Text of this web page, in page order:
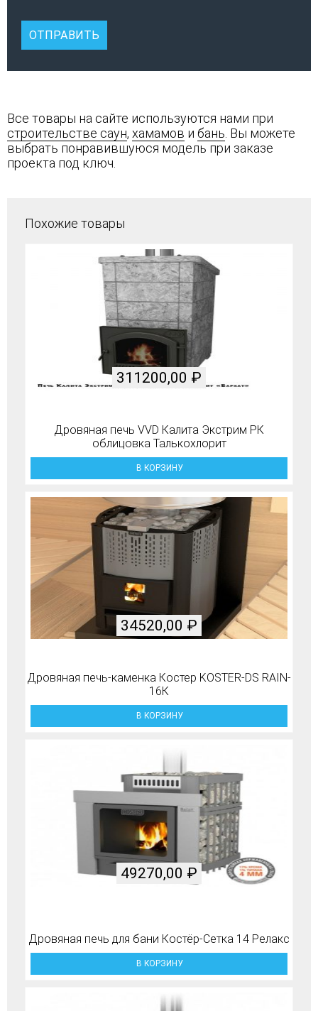
Все товары на сайте используются нами при
строительстве саун, хамамов и бань . Вы можете
выбрать понравившуюся модель при заказе
проекта под ключ.
Похожие товары
Дровяная печь VVD Калита Экстрим РК
облицовка Талькохлорит
311200,00 ₽
В КОРЗИНУ
Дровяная печь-каменка Костер KOSTER-DS RAIN-
16К
34520,00 ₽
В КОРЗИНУ
Дровяная печь для бани Костёр-Сетка 14 Релакс
49270,00 ₽
В КОРЗИНУ